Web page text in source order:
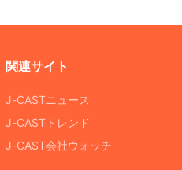
関連サイト
J-CASTニュース
J-CASTトレンド
J-CAST会社ウォッチ